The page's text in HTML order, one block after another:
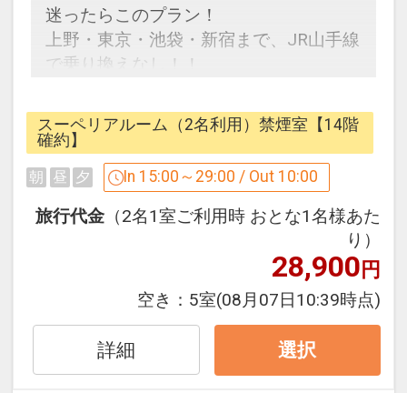
掃希望札」のマグネットをドアの外に貼
っていただきますようお願いいたしま
す。
ん。
尚、衛生面の観点から3泊毎にシーツ交
換を含めた清掃は「清掃希望札」の掲示
が無い場合でも実施させていただきま
す。
何卒、ご理解のほどよろしくお願い申し
【お部屋案内】
■全室禁煙（屋外喫煙スペースあり）
■温水洗浄便座(便座ヒーター機能なし)
■ベッド下にスーツケース等を収納でき
迷ったらこのプラン！
上野・東京・池袋・新宿まで、JR山手線
で乗り換えなし！！
チェックイン 15：00～
チェックアウト 10：00
最大14時まで延長可能です。（1時間
1000円）
※当館は宿泊に特化したホテルです。大
浴場、コインランドリー、ランドリーサ
ービスはございませんのでご注意下さ
スーペリアルーム（2名利用）禁煙室【14階
確約】
朝 昼 夕 In 15:00～29:00 / Out 10:00
旅行代金 （2名1室ご利用時 おとな1名様あた
り）
28,900円
空き： 5室(08月07日10:39時点)
詳細 選択